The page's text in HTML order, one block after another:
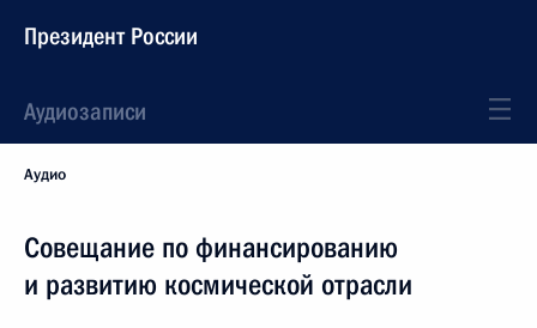
Президент России
Аудиозаписи
Аудио
Совещание по финансированию
и развитию космической отрасли